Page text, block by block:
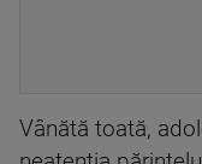
Vânătă toată,